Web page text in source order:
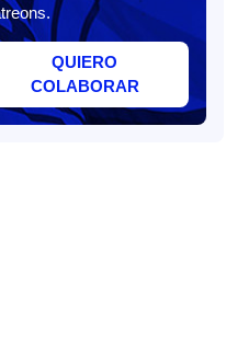
QUIERO
COLABORAR